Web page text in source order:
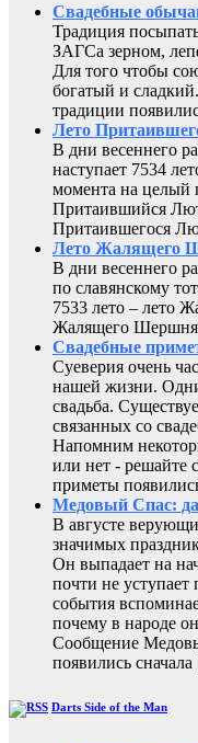
Свадебные
Традиция
ЗАГСа зерном,
Для того чтобы
богатый и
традиции
Лето
В дни весеннего
наступает 7534
момента на целый
Притаившийся
Притаившегося
Лето Жалящего
В дни весеннего
по славянскому
7533 лето – лето
Жалящего Шершня
Свадебные
Суеверия очень
нашей жизни.
свадьба.
связанных со
Напомним
или нет - решайте
приметы
Медовый Спас:
В августе
значимых
Он выпадает на
почти не
события
почему в народе
Сообщение
появились
Darts Side of the Man